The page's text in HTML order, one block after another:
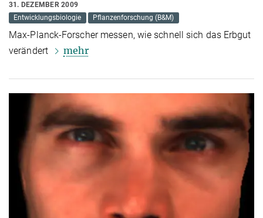
31. DEZEMBER 2009
Entwicklungsbiologie
Pflanzenforschung (B&M)
Max-Planck-Forscher messen, wie schnell sich das Erbgut
verändert
mehr